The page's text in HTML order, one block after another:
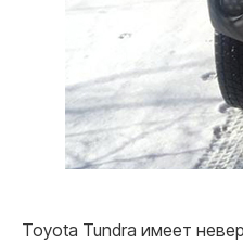
Toyota Tundra имеет